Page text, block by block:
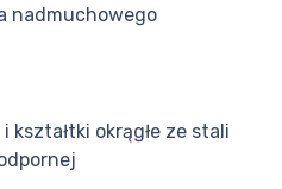
nadmuchowego
i kształtki okrągłe ze stali